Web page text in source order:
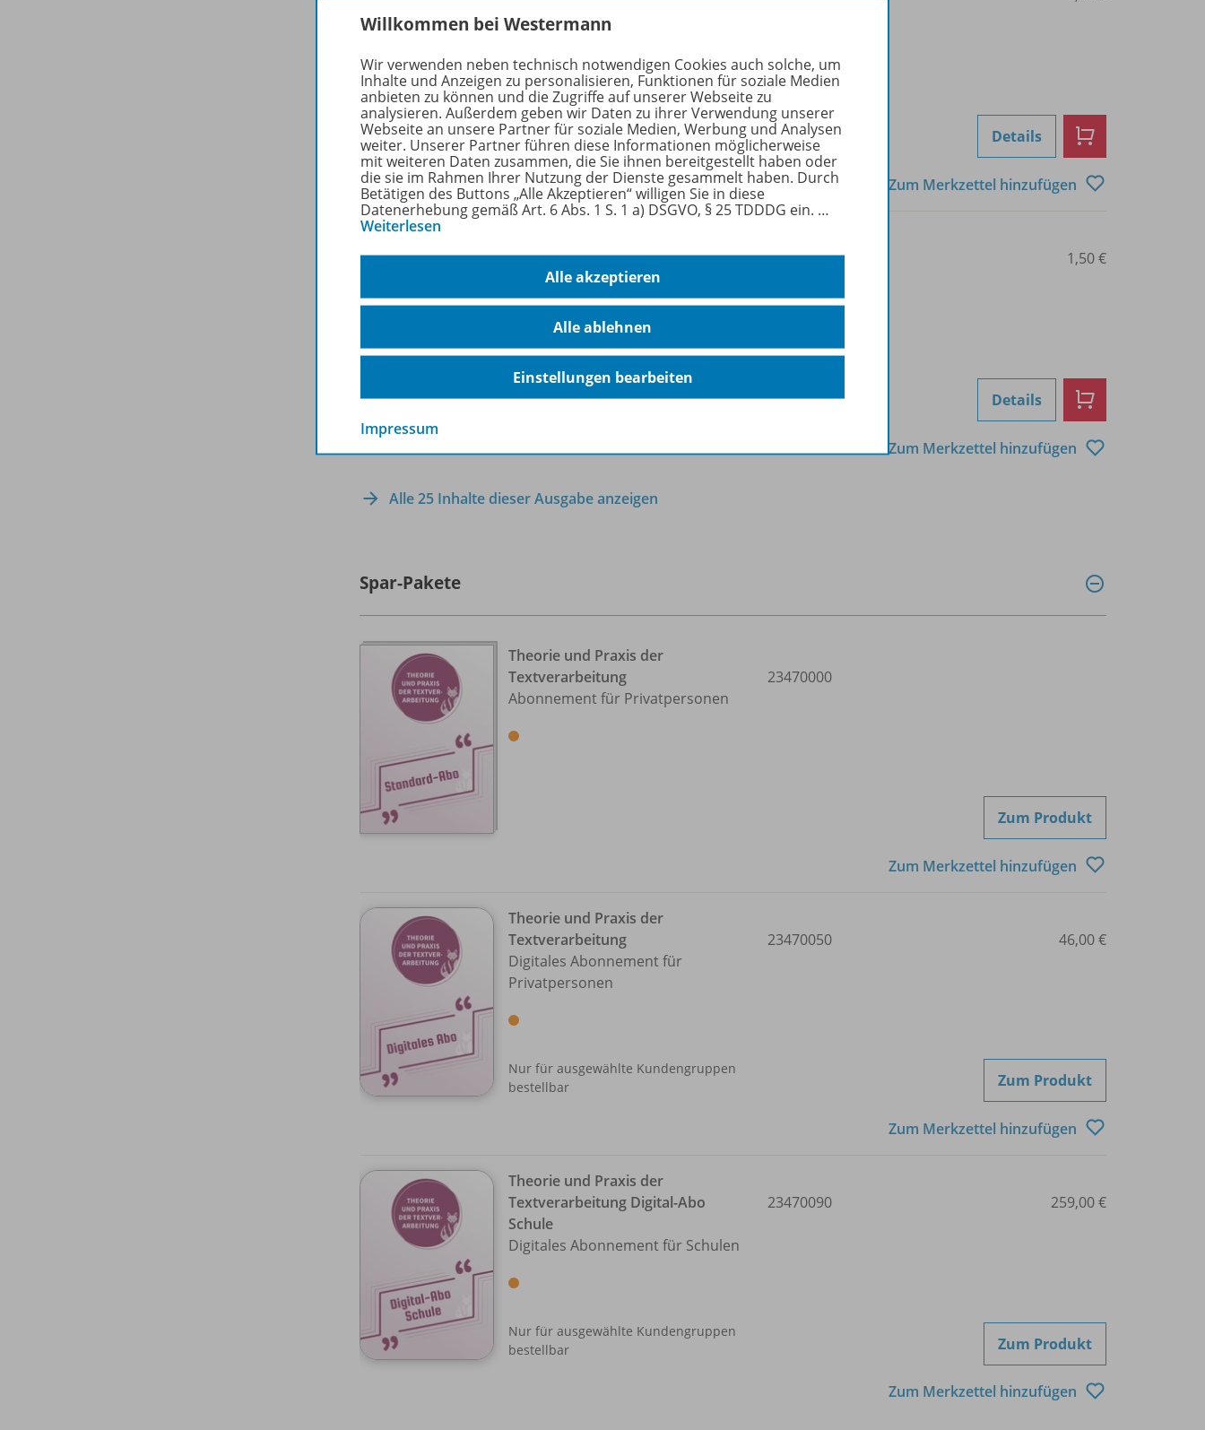
Dateiformat:PDF-Dokument
Details
Zum Merkzettel hinzufügen
Endnoten
Sofort verfügbar
Dateiformat:PDF-Dokument
OD200103000385 1,50 €
Details
Zum Merkzettel hinzufügen
Alle 25 Inhalte dieser Ausgabe anzeigen
Spar-Pakete
Theorie und Praxis der
Textverarbeitung
Abonnement für Privatpersonen
23470000
Zum Produkt
Zum Merkzettel hinzufügen
Theorie und Praxis der
Textverarbeitung
Digitales Abonnement für
Privatpersonen
Nur für ausgewählte Kundengruppen
bestellbar
23470050 46,00 €
Zum Produkt
Zum Merkzettel hinzufügen
Theorie und Praxis der
Textverarbeitung Digital-Abo
Schule
Digitales Abonnement für Schulen
Nur für ausgewählte Kundengruppen
bestellbar
23470090 259,00 €
Zum Produkt
Zum Merkzettel hinzufügen
Willkommen bei Westermann
Wir verwenden neben technisch notwendigen Cookies auch solche, um
Inhalte und Anzeigen zu personalisieren, Funktionen für soziale Medien
anbieten zu können und die Zugriffe auf unserer Webseite zu
analysieren. Außerdem geben wir Daten zu ihrer Verwendung unserer
Webseite an unsere Partner für soziale Medien, Werbung und Analysen
weiter. Unserer Partner führen diese Informationen möglicherweise
mit weiteren Daten zusammen, die Sie ihnen bereitgestellt haben oder
die sie im Rahmen Ihrer Nutzung der Dienste gesammelt haben. Durch
Betätigen des Buttons „Alle Akzeptieren“ willigen Sie in diese
Datenerhebung gemäß Art. 6 Abs. 1 S. 1 a) DSGVO, § 25 TDDDG ein. …
Weiterlesen
Alle akzeptieren
Alle ablehnen
Einstellungen bearbeiten
Impressum